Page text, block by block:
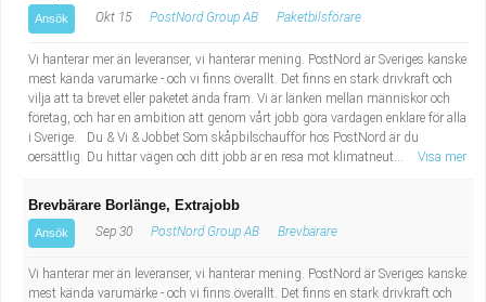
Tekniskt arbete
Transport
Brevbärare
Sjuksköterska, grundutbildad
Kock, storhushåll
Undersköterska, vård- o specialavd. o mottagning
Bibliotekarie
Ansök Okt 15 PostNord Group AB Paketbilsförare
Vi hanterar mer än leveranser, vi hanterar mening. PostNord är Sveriges kanske
mest kända varumärke - och vi finns överallt. Det finns en stark drivkraft och
vilja att ta brevet eller paketet ända fram. Vi är länken mellan människor och
företag, och har en ambition att genom vårt jobb göra vardagen enklare för alla
i Sverige. Du & Vi & Jobbet Som skåpbilschaufför hos PostNord är du
oersättlig. Du hittar vägen och ditt jobb är en resa mot klimatneut...
Visa mer
Brevbärare Borlänge, Extrajobb
Ansök Sep 30 PostNord Group AB Brevbärare
Vi hanterar mer än leveranser, vi hanterar mening. PostNord är Sveriges kanske
mest kända varumärke - och vi finns överallt. Det finns en stark drivkraft och